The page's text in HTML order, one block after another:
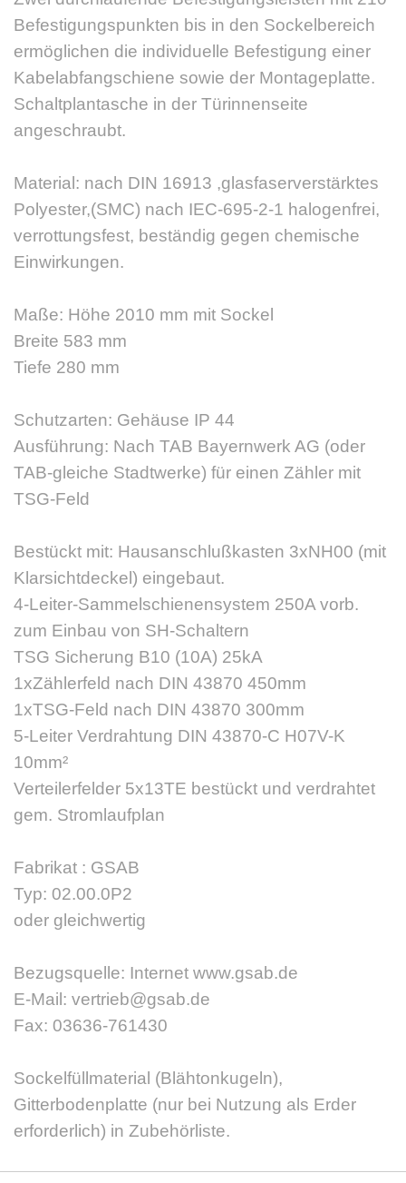
Befestigungspunkten bis in den Sockelbereich
ermöglichen die individuelle Befestigung einer
Kabelabfangschiene sowie der Montageplatte.
Schaltplantasche in der Türinnenseite
angeschraubt.
Material: nach DIN 16913 ,glasfaserverstärktes
Polyester,(SMC) nach IEC-695-2-1 halogenfrei,
verrottungsfest, beständig gegen chemische
Einwirkungen.
Maße: Höhe 2010 mm mit Sockel
Breite 583 mm
Tiefe 280 mm
Schutzarten: Gehäuse IP 44
Ausführung: Nach TAB Bayernwerk AG (oder
TAB-gleiche Stadtwerke) für einen Zähler mit
TSG-Feld
Bestückt mit: Hausanschlußkasten 3xNH00 (mit
Klarsichtdeckel) eingebaut.
4-Leiter-Sammelschienensystem 250A vorb.
zum Einbau von SH-Schaltern
TSG Sicherung B10 (10A) 25kA
1xZählerfeld nach DIN 43870 450mm
1xTSG-Feld nach DIN 43870 300mm
5-Leiter Verdrahtung DIN 43870-C H07V-K
10mm²
Verteilerfelder 5x13TE bestückt und verdrahtet
gem. Stromlaufplan
Fabrikat : GSAB
Typ: 02.00.0P2
oder gleichwertig
Bezugsquelle: Internet www.gsab.de
E-Mail: vertrieb@gsab.de
Fax: 03636-761430
Sockelfüllmaterial (Blähtonkugeln),
Gitterbodenplatte (nur bei Nutzung als Erder
erforderlich) in Zubehörliste.